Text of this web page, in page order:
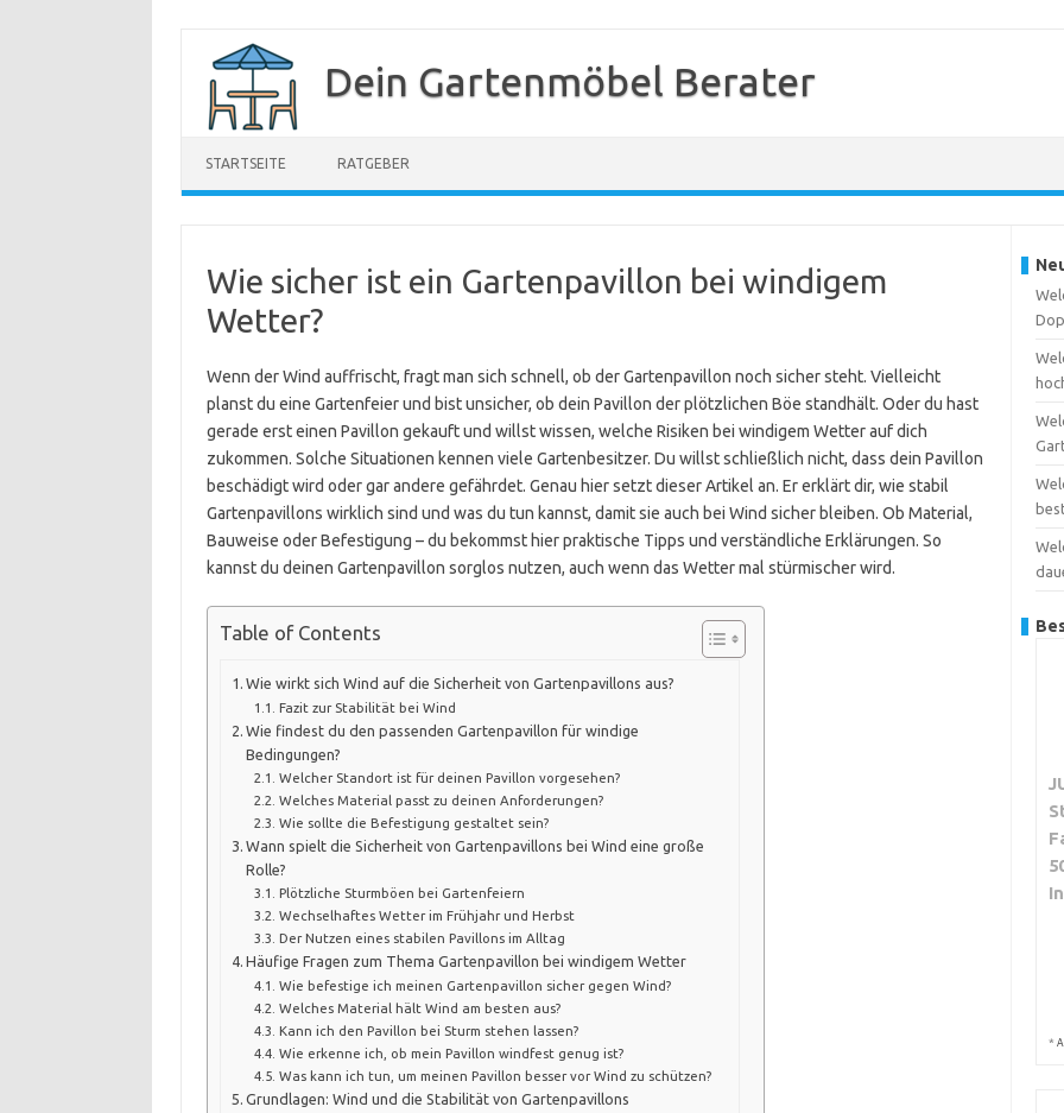
springen
Dein Gartenmöbel Berater
STARTSEITE RATGEBER
Wie sicher ist ein Gartenpavillon bei windigem
Wetter?
Wenn der Wind auffrischt, fragt man sich schnell, ob der Gartenpavillon noch sicher steht. Vielleicht
planst du eine Gartenfeier und bist unsicher, ob dein Pavillon der plötzlichen Böe standhält. Oder du hast
gerade erst einen Pavillon gekauft und willst wissen, welche Risiken bei windigem Wetter auf dich
zukommen. Solche Situationen kennen viele Gartenbesitzer. Du willst schließlich nicht, dass dein Pavillon
beschädigt wird oder gar andere gefährdet. Genau hier setzt dieser Artikel an. Er erklärt dir, wie stabil
Gartenpavillons wirklich sind und was du tun kannst, damit sie auch bei Wind sicher bleiben. Ob Material,
Bauweise oder Befestigung – du bekommst hier praktische Tipps und verständliche Erklärungen. So
kannst du deinen Gartenpavillon sorglos nutzen, auch wenn das Wetter mal stürmischer wird.
Table of Contents
Wie wirkt sich Wind auf die Sicherheit von Gartenpavillons aus?
Fazit zur Stabilität bei Wind
Wie findest du den passenden Gartenpavillon für windige
Bedingungen?
Welcher Standort ist für deinen Pavillon vorgesehen?
Welches Material passt zu deinen Anforderungen?
Wie sollte die Befestigung gestaltet sein?
Wann spielt die Sicherheit von Gartenpavillons bei Wind eine große
Rolle?
Plötzliche Sturmböen bei Gartenfeiern
Wechselhaftes Wetter im Frühjahr und Herbst
Der Nutzen eines stabilen Pavillons im Alltag
Häufige Fragen zum Thema Gartenpavillon bei windigem Wetter
Wie befestige ich meinen Gartenpavillon sicher gegen Wind?
Welches Material hält Wind am besten aus?
Kann ich den Pavillon bei Sturm stehen lassen?
Wie erkenne ich, ob mein Pavillon windfest genug ist?
Was kann ich tun, um meinen Pavillon besser vor Wind zu schützen?
Grundlagen: Wind und die Stabilität von Gartenpavillons
*